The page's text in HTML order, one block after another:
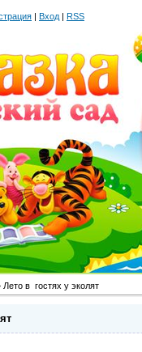
| Вход | RSS
в гостях у эколят